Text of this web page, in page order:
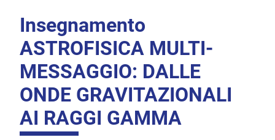
Insegnamento
ASTROFISICA MULTI-
MESSAGGIO: DALLE
ONDE GRAVITAZIONALI
AI RAGGI GAMMA